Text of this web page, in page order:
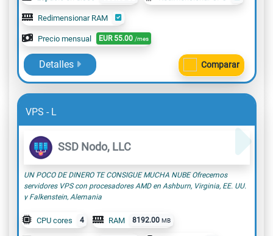
Redimensionar RAM
Precio mensual EUR 55.00 /mes
Detalles Comparar
VPS - L
SSD Nodo, LLC
UN POCO DE DINERO TE CONSIGUE MUCHA NUBE Ofrecemos
servidores VPS con procesadores AMD en Ashburn, Virginia, EE. UU.
y ​Falkenstein, Alemania
CPU cores 4 RAM 8192.00 MB